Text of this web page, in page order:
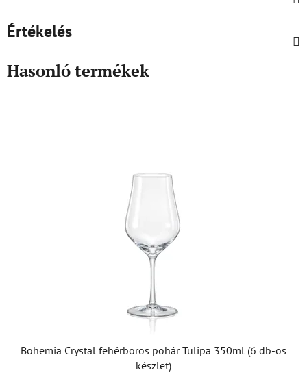
Értékelés
Hasonló termékek
Bohemia Crystal fehérboros pohár Tulipa 350ml (6 db-os
készlet)